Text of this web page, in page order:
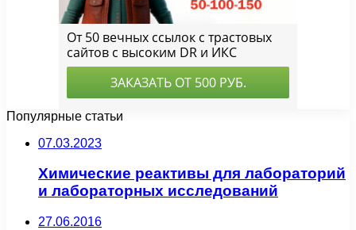
Популярные статьи
07.03.2023
Химические реактивы для лабораторий
и лабораторных исследований
27.06.2016